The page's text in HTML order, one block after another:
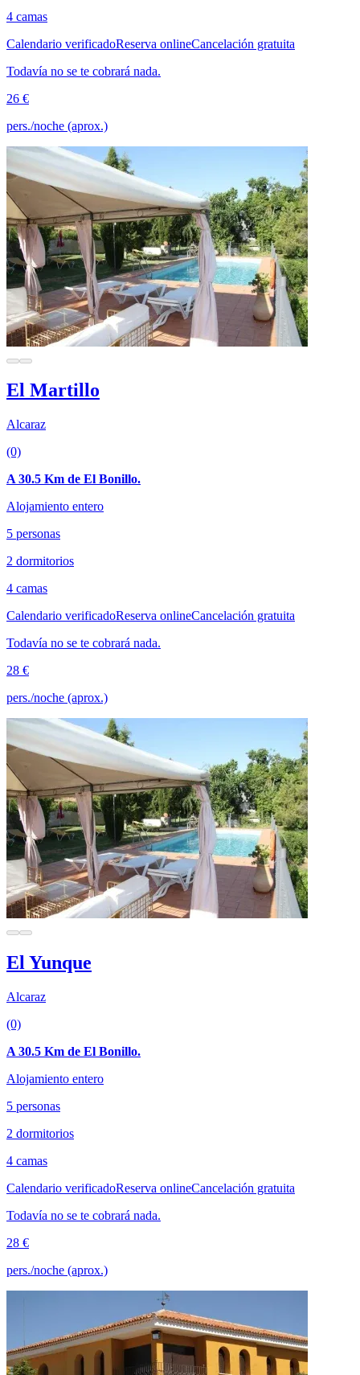
4 camas
Calendario verificadoReserva onlineCancelación gratuita
Todavía no se te cobrará nada.
26 €
pers./noche (aprox.)
El Martillo
Alcaraz
(0)
A 30.5 Km de El Bonillo.
Alojamiento entero
5 personas
2 dormitorios
4 camas
Calendario verificadoReserva onlineCancelación gratuita
Todavía no se te cobrará nada.
28 €
pers./noche (aprox.)
El Yunque
Alcaraz
(0)
A 30.5 Km de El Bonillo.
Alojamiento entero
5 personas
2 dormitorios
4 camas
Calendario verificadoReserva onlineCancelación gratuita
Todavía no se te cobrará nada.
28 €
pers./noche (aprox.)